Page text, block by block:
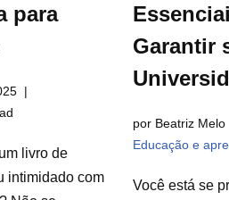
para
livro de
intimidado com
Garantir
por Beatriz Melo
Educação e
Você está se